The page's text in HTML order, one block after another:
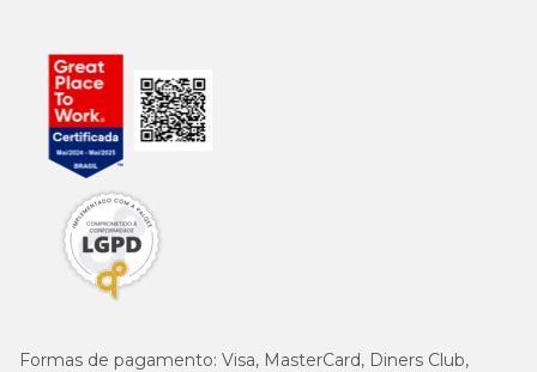
Formas de pagamento: Visa, MasterCard, Diners Club,